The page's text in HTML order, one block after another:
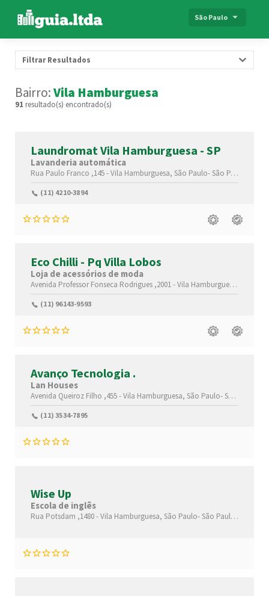
São Paulo
Filtrar Resultados
Bairro:Vila Hamburguesa
91 resultado(s) encontrado(s)
Laundromat Vila Hamburguesa - SP
Lavanderia automática
Rua Paulo Franco ,145 -Vila Hamburguesa, São Paulo-São Paulo(SP)
(11) 4210-3894
Eco Chilli - Pq Villa Lobos
Loja de acessórios de moda
Avenida Professor Fonseca Rodrigues ,2001 -Vila Hamburguesa,
(11) 96143-9593
Avanço Tecnologia .
Lan Houses
Avenida Queiroz Filho ,455 -Vila Hamburguesa, São Paulo-São Paulo(SP)
(11) 3534-7895
Wise Up
Escola de inglês
Rua Potsdam ,1480 -Vila Hamburguesa, São Paulo-São Paulo(SP)